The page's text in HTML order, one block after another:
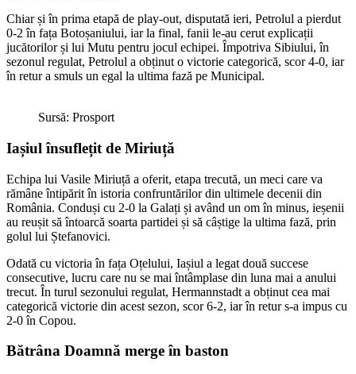
Chiar și în prima etapă de play-out, disputată ieri, Petrolul a pierdut
0-2 în fața Botoșaniului, iar la final, fanii le-au cerut explicații
jucătorilor și lui Mutu pentru jocul echipei. Împotriva Sibiului, în
sezonul regulat, Petrolul a obținut o victorie categorică, scor 4-0, iar
în retur a smuls un egal la ultima fază pe Municipal.
Sursă: Prosport
Iașiul însuflețit de Miriuță
Echipa lui Vasile Miriuță a oferit, etapa trecută, un meci care va
rămâne întipărit în istoria confruntărilor din ultimele decenii din
România. Conduși cu 2-0 la Galați și având un om în minus, ieșenii
au reușit să întoarcă soarta partidei și să câștige la ultima fază, prin
golul lui Ștefanovici.
Odată cu victoria în fața Oțelului, Iașiul a legat două succese
consecutive, lucru care nu se mai întâmplase din luna mai a anului
trecut. În turul sezonului regulat, Hermannstadt a obținut cea mai
categorică victorie din acest sezon, scor 6-2, iar în retur s-a impus cu
2-0 în Copou.
Bătrâna Doamnă merge în baston